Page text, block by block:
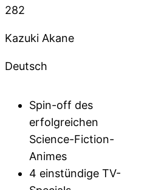
282
Kazuki Akane
Deutsch
Spin-off des
erfolgreichen
Science-Fiction-
Animes
4 einstündige TV-